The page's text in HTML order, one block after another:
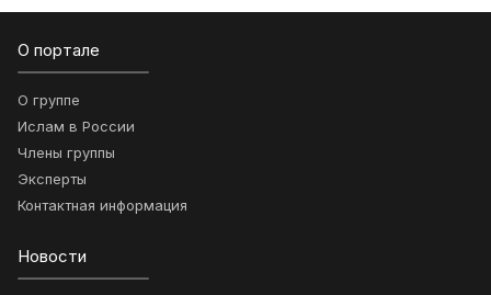
О портале
О группе
Ислам в России
Члены группы
Эксперты
Контактная информация
Новости